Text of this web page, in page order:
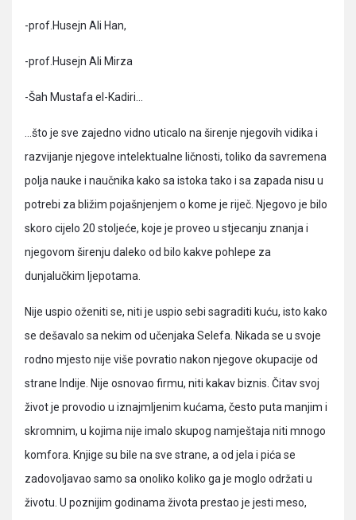
-prof.Husejn Ali Han,
-prof.Husejn Ali Mirza
-Šah Mustafa el-Kadiri…
…što je sve zajedno vidno uticalo na širenje njegovih vidika i
razvijanje njegove intelektualne ličnosti, toliko da savremena
polja nauke i naučnika kako sa istoka tako i sa zapada nisu u
potrebi za bližim pojašnjenjem o kome je riječ. Njegovo je bilo
skoro cijelo 20 stoljeće, koje je proveo u stjecanju znanja i
njegovom širenju daleko od bilo kakve pohlepe za
dunjalučkim ljepotama.
Nije uspio oženiti se, niti je uspio sebi sagraditi kuću, isto kako
se dešavalo sa nekim od učenjaka Selefa. Nikada se u svoje
rodno mjesto nije više povratio nakon njegove okupacije od
strane Indije. Nije osnovao firmu, niti kakav biznis. Čitav svoj
život je provodio u iznajmljenim kućama, često puta manjim i
skromnim, u kojima nije imalo skupog namještaja niti mnogo
komfora. Knjige su bile na sve strane, a od jela i pića se
zadovoljavao samo sa onoliko koliko ga je moglo održati u
životu. U poznijim godinama života prestao je jesti meso,